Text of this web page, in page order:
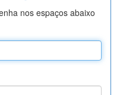
nos espaços abaixo